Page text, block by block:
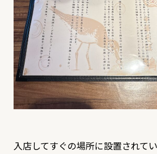
入店してすぐの場所に設置されて